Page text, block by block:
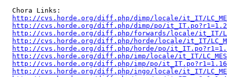
  Chora Links:
http://cvs.horde.org/diff.php/dimp/locale/it_IT/
http://cvs.horde.org/diff.php/dimp/po/
http://cvs.horde.org/diff.php/forwards/locale/it_IT/
http://cvs.horde.org/diff.php/horde/locale/it_IT/
http://cvs.horde.org/diff.php/horde/po/
http://cvs.horde.org/diff.php/imp/locale/it_IT/
http://cvs.horde.org/diff.php/imp/po/
http://cvs.horde.org/diff.php/ingo/locale/it_IT/